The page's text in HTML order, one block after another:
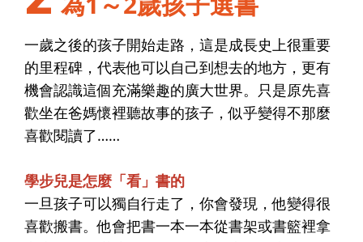
一歲之後的孩子開始走路，這是成長史上很重要
的里程碑，代表他可以自己到想去的地方，更有
機會認識這個充滿樂趣的廣大世界。只是原先喜
歡坐在爸媽懷裡聽故事的孩子，似乎變得不那麼
喜歡閱讀了……
學步兒是怎麼「看」書的
一旦孩子可以獨自行走了，你會發現，他變得很
喜歡搬書。他會把書一本一本從書架或書籃裡拿